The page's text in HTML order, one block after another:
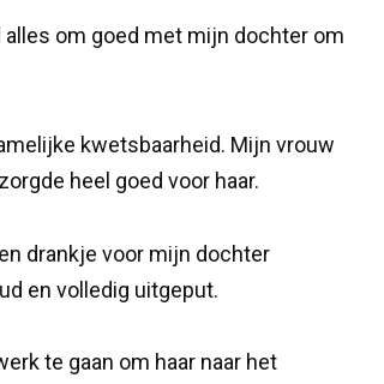
om goed met mijn dochter om
kwetsbaarheid. Mijn vrouw
heel goed voor haar.
drankje voor mijn dochter
en volledig uitgeput.
te gaan om haar naar het